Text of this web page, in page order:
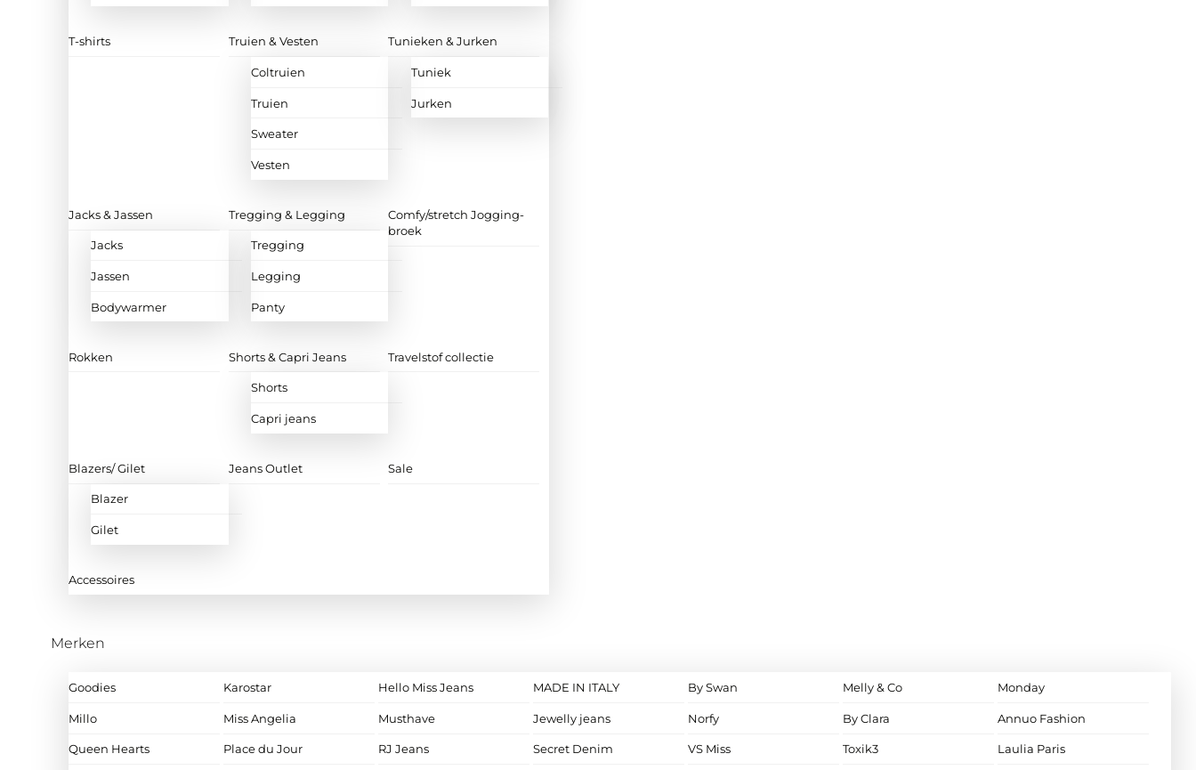
T-shirts Truien & Vesten
Coltruien
Truien
Sweater
Vesten
Tunieken & Jurken
Tuniek
Jurken
Jacks & Jassen
Jacks
Jassen
Bodywarmer
Tregging & Legging
Tregging
Legging
Panty
Comfy/stretch Jogging-
broek
Rokken Shorts & Capri Jeans
Shorts
Capri jeans
Travelstof collectie
Blazers/ Gilet
Blazer
Gilet
Jeans Outlet Sale
Accessoires
Merken
Goodies Karostar Hello Miss Jeans MADE IN ITALY By Swan Melly & Co Monday
Millo Miss Angelia Musthave Jewelly jeans Norfy By Clara Annuo Fashion
Queen Hearts Place du Jour RJ Jeans Secret Denim VS Miss Toxik3 Laulia Paris